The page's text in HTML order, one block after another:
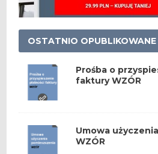
OSTATNIO OPUBLIKOWANE
Prośba o
faktury WZÓR
Umowa
WZÓR